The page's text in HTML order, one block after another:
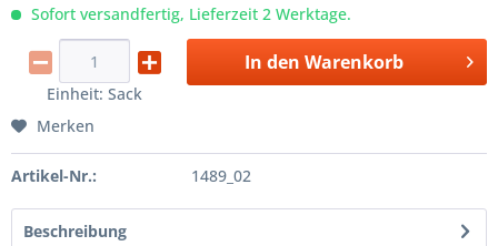
Sofort versandfertig, Lieferzeit 2 Werktage.
Einheit: Sack
In den Warenkorb
Merken
Artikel-Nr.: 1489_02
Beschreibung